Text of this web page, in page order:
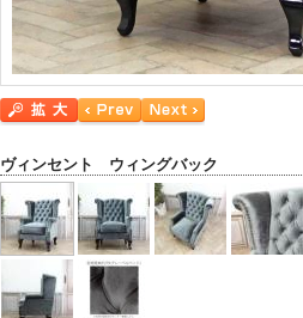
ヴィンセント ウィングバック